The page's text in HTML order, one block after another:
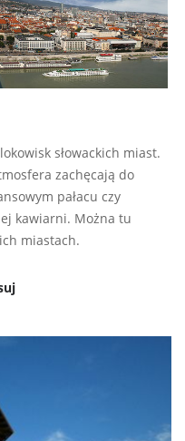
słowackich miast.
zachęcają do
pałacu czy
kawiarni. Można tu
miastach.